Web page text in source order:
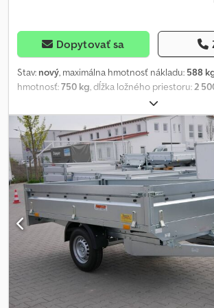
Dopytovať sa
Stav: nový, maximálna hmotnosť nákladu: 588
hmotnosť:750 kg , dĺžka ložného priestoru: 2
, výška ložného
objem nakladacieho priestoru:1,4 m³, farba:iný
960 mm, pracovná šírka:1 490 mm , Výrobca:
Brenderup 3251S UB, valníkový príves so
oceľová konštrukcia, Maximálna povolená
nebrzdený, Úžitková nosnosť: 588 kg, Hmotnosť
kg, Rozmery ložnej plochy: 2500 x 1420 x 350
palcov, Výška ložnej plochy: 610 mm, všetky
odnímateľné a sklápateľné, vrátane 6
zahŕňa osvedčenie o evidencii vozidla
časť II a dokument COC). Máme na sklade
nasledujúcich výrobcov: Brenderup, Humbaur,
Neptun. Na požiadanie vám bezplatne
číslo na prepravu. Opravujeme prívesy
príslušenstvo na vyžiadanie. Zmeny v